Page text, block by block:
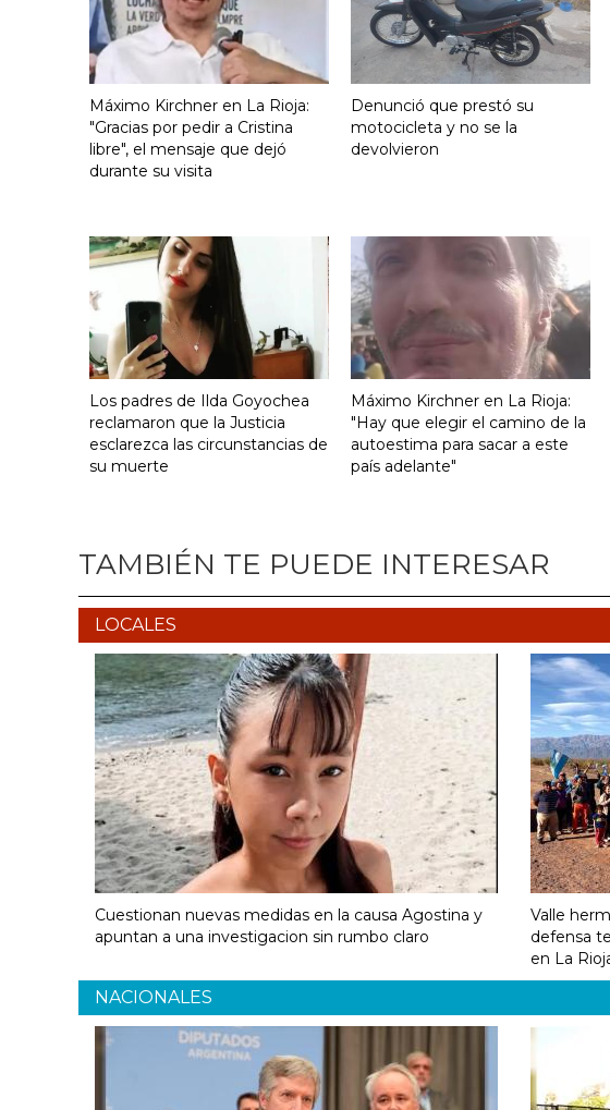
Máximo Kirchner en La Rioja:
"Gracias por pedir a Cristina
libre", el mensaje que dejó
durante su visita
Denunció que prestó su
motocicleta y no se la
devolvieron
Los padres de Ilda Goyochea
reclamaron que la Justicia
esclarezca las circunstancias de
su muerte
Máximo Kirchner en La Rioja:
"Hay que elegir el camino de la
autoestima para sacar a este
país adelante"
TAMBIÉN TE PUEDE INTERESAR
LOCALES
Cuestionan nuevas medidas en la causa Agostina y
apuntan a una investigacion sin rumbo claro
Valle
defensa
en La
NACIONALES